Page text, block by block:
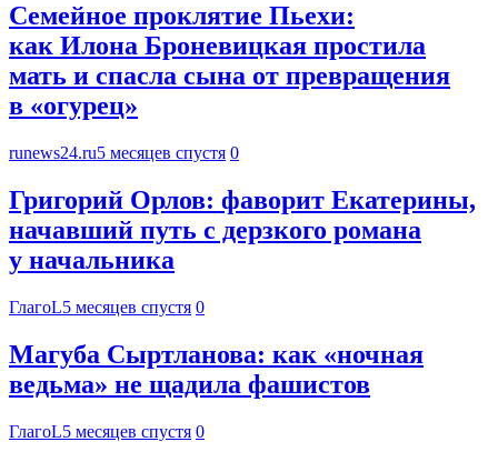
Семейное проклятие Пьехи:
как Илона Броневицкая простила
мать и спасла сына от превращения
в «огурец»
runews24.ru5 месяцев спустя 0
Григорий Орлов: фаворит Екатерины,
начавший путь с дерзкого романа
у начальника
ГлагоL5 месяцев спустя 0
Магуба Сыртланова: как «ночная
ведьма» не щадила фашистов
ГлагоL5 месяцев спустя 0